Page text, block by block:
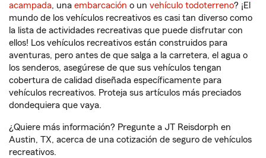
acampada, una embarcación o un vehículo todoterreno? ¡El
mundo de los vehículos recreativos es casi tan diverso como
la lista de actividades recreativas que puede disfrutar con
ellos! Los vehículos recreativos están construidos para
aventuras, pero antes de que salga a la carretera, el agua o
los senderos, asegúrese de que sus vehículos tengan
cobertura de calidad diseñada específicamente para
vehículos recreativos. Proteja sus artículos más preciados
dondequiera que vaya.
¿Quiere más información? Pregunte a JT Reisdorph en
Austin, TX, acerca de una cotización de seguro de vehículos
recreativos.